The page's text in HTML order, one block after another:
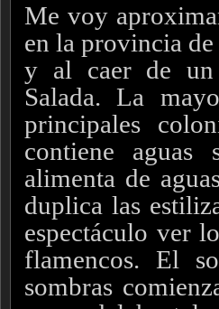
Me voy
en la provincia
y al caer de un
Salada. La
principales
contiene aguas
alimenta de
duplica las
espectáculo ver
flamencos. El
sombras